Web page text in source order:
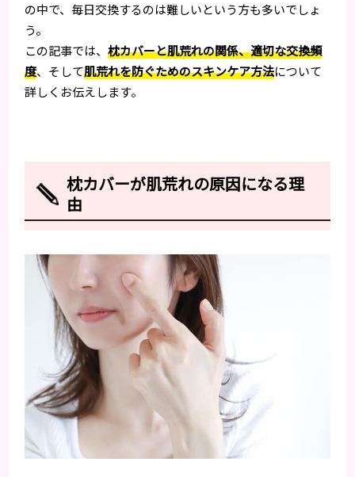
の中で、毎日交換するのは難しいという方も多いでしょ
う。
この記事では、枕カバーと肌荒れの関係、適切な交換頻
度、そして肌荒れを防ぐためのスキンケア方法について
詳しくお伝えします。
枕カバーが肌荒れの原因になる理
由